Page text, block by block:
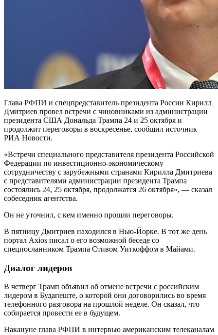
Глава РФПИ и спецпредставитель президента России Кирилл
Дмитриев провел встречи с чиновниками из администрации
президента США Дональда Трампа 24 и 25 октября и
продолжит переговоры в воскресенье, сообщил источник
РИА Новости.
«Встречи специального представителя президента Российской
Федерации по инвестиционно-экономическому
сотрудничеству с зарубежными странами Кирилла Дмитриева
с представителями администрации президента Трампа
состоялись 24, 25 октября, продолжатся 26 октября», — сказал
собеседник агентства.
Он не уточнил, с кем именно прошли переговоры.
В пятницу Дмитриев находился в Нью-Йорке. В тот же день
портал Axios писал о его возможной беседе со
спецпосланником Трампа Стивом Уиткоффом в Майами.
Диалог лидеров
В четверг Трамп объявил об отмене встречи с российским
лидером в Будапеште, о которой они договорились во время
телефонного разговора на прошлой неделе. Он сказал, что
собирается провести ее в будущем.
Накануне глава РФПИ в интервью американским телеканалам